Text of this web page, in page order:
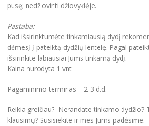
pusę; nedžiovinti džiovyklėje.
Pastaba:
Kad išsirinktumėte tinkamiausią dydį
dėmesį į pateiktą dydžių lentelę. Pagal
išsirinkite labiausiai Jums tinkamą dydį.
Kaina nurodyta 1 vnt
Pagaminimo terminas – 2-3 d.d.
Reikia greičiau? Nerandate tinkamo dydžio?
klausimų? Susisiekite ir mes Jums padėsime.